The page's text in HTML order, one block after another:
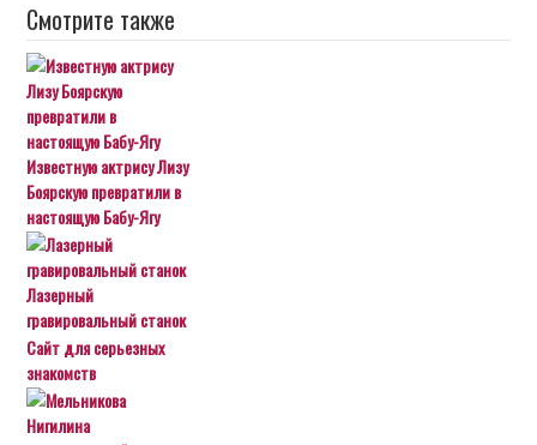
Смотрите также
Известную актрису Лизу
Боярскую превратили в
настоящую Бабу-Ягу
Лазерный
гравировальный станок
Сайт для серьезных
знакомств